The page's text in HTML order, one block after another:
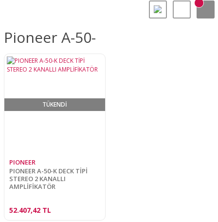
Pioneer A-50-
TÜKENDİ
PIONEER
PIONEER A-50-K DECK TİPİ
STEREO 2 KANALLI
AMPLİFİKATÖR
52.407,42 TL